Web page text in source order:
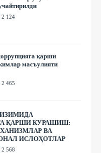
2 124
қарши
масъулияти
2 465
ҚАРШИ КУРАШИШ:
ВА
ИСЛОҲОТЛАР
2 568